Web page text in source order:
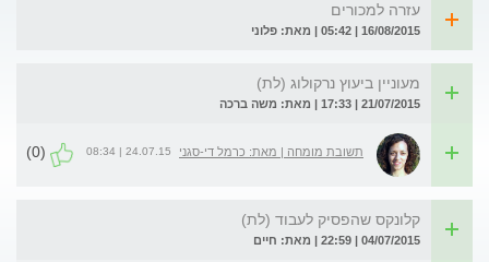
עזרה למכורים
16/08/2015 | 05:42 | מאת: פלוני
מעוניין ביעוץ נרקולוג (לת)
21/07/2015 | 17:33 | מאת: משה ברכה
תשובת מומחה | מאת: כרמל די-סגני 24.07.15 | 08:34
(0)
קלונקס שהפסיק לעבוד (לת)
04/07/2015 | 22:59 | מאת: חיים